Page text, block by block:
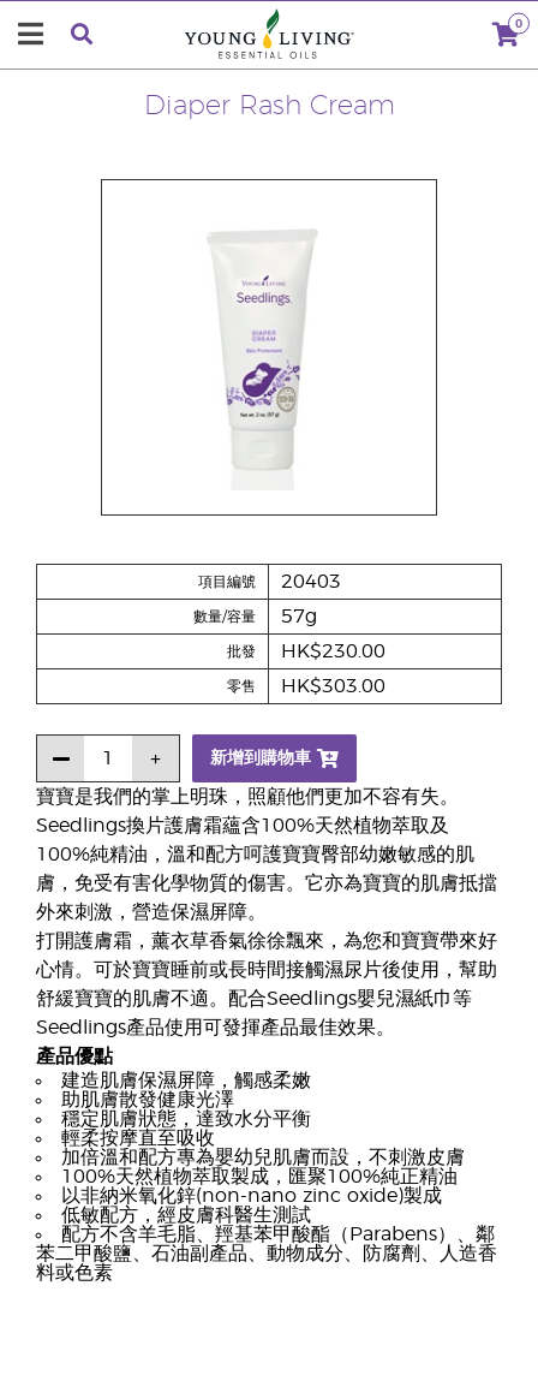
0
Diaper Rash Cream
寶寶是我們的掌上明珠，照顧他們更加不容有失。
Seedlings換片護膚霜蘊含100%天然植物萃取及
100%純精油，溫和配方呵護寶寶臀部幼嫩敏感的肌
膚，免受有害化學物質的傷害。它亦為寶寶的肌膚抵擋
外來刺激，營造保濕屏障。
打開護膚霜，薰衣草香氣徐徐飄來，為您和寶寶帶來好
心情。可於寶寶睡前或長時間接觸濕尿片後使用，幫助
舒緩寶寶的肌膚不適。配合Seedlings嬰兒濕紙巾等
Seedlings產品使用可發揮產品最佳效果。
產品優點
建造肌膚保濕屏障，觸感柔嫩
助肌膚散發健康光澤
穩定肌膚狀態，達致水分平衡
輕柔按摩直至吸收
加倍溫和配方專為嬰幼兒肌膚而設，不刺激皮膚
100%天然植物萃取製成，匯聚100%純正精油
以非納米氧化鋅(non-nano zinc oxide)製成
低敏配方，經皮膚科醫生測試
配方不含羊毛脂、羥基苯甲酸酯（Parabens）、鄰
苯二甲酸鹽、石油副產品、動物成分、防腐劑、人造香
料或色素
項目編號 20403
數量/容量 57g
批發 HK$230.00
零售 HK$303.00
新增到購物車